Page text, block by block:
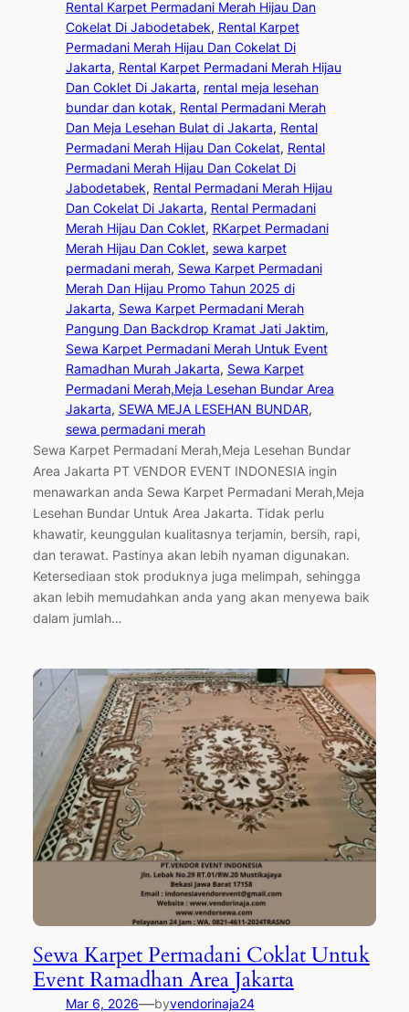
Rental Karpet Permadani Merah Hijau Dan
Cokelat Di Jabodetabek, Rental Karpet
Permadani Merah Hijau Dan Cokelat Di
Jakarta, Rental Karpet Permadani Merah Hijau
Dan Coklet Di Jakarta, rental meja lesehan
bundar dan kotak, Rental Permadani Merah
Dan Meja Lesehan Bulat di Jakarta, Rental
Permadani Merah Hijau Dan Cokelat, Rental
Permadani Merah Hijau Dan Cokelat Di
Jabodetabek, Rental Permadani Merah Hijau
Dan Cokelat Di Jakarta, Rental Permadani
Merah Hijau Dan Coklet, RKarpet Permadani
Merah Hijau Dan Coklet, sewa karpet
permadani merah, Sewa Karpet Permadani
Merah Dan Hijau Promo Tahun 2025 di
Jakarta, Sewa Karpet Permadani Merah
Pangung Dan Backdrop Kramat Jati Jaktim
Sewa Karpet Permadani Merah Untuk Event
Ramadhan Murah Jakarta, Sewa Karpet
Permadani Merah,Meja Lesehan Bundar Area
Jakarta, SEWA MEJA LESEHAN BUNDAR
sewa permadani merah
Sewa Karpet Permadani Merah,Meja Lesehan Bundar
Area Jakarta PT VENDOR EVENT INDONESIA ingin
menawarkan anda Sewa Karpet Permadani Merah,Meja
Lesehan Bundar Untuk Area Jakarta. Tidak perlu
khawatir, keunggulan kualitasnya terjamin, bersih, rapi,
dan terawat. Pastinya akan lebih nyaman digunakan.
Ketersediaan stok produknya juga melimpah, sehingga
akan lebih memudahkan anda yang akan menyewa baik
dalam jumlah…
Sewa Karpet Permadani Coklat Untuk
Event Ramadhan Area Jakarta
Mar 6, 2026—byvendorinaja24